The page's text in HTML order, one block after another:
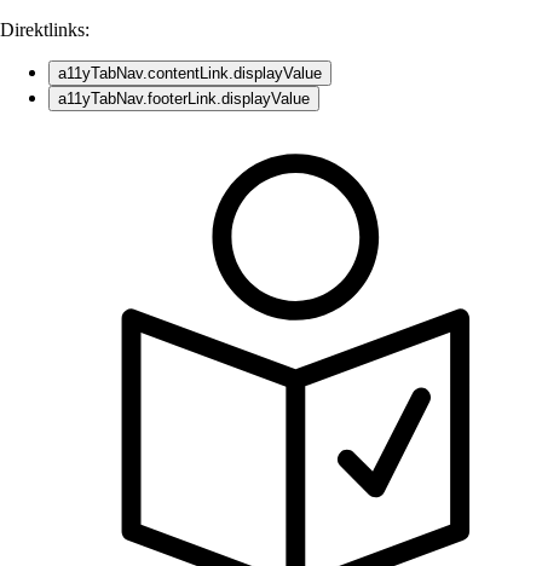
Direktlinks:
a11yTabNav.contentLink.displayValue
a11yTabNav.footerLink.displayValue